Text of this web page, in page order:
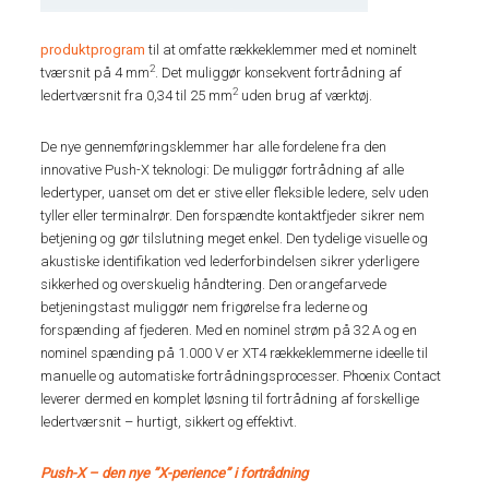
produktprogram til at omfatte rækkeklemmer med et nominelt
tværsnit på 4 mm2. Det muliggør konsekvent fortrådning af
ledertværsnit fra 0,34 til 25 mm2 uden brug af værktøj.
De nye gennemføringsklemmer har alle fordelene fra den
innovative Push-X teknologi: De muliggør fortrådning af alle
ledertyper, uanset om det er stive eller fleksible ledere, selv uden
tyller eller terminalrør. Den forspændte kontaktfjeder sikrer nem
betjening og gør tilslutning meget enkel. Den tydelige visuelle og
akustiske identifikation ved lederforbindelsen sikrer yderligere
sikkerhed og overskuelig håndtering. Den orangefarvede
betjeningstast muliggør nem frigørelse fra lederne og
forspænding af fjederen. Med en nominel strøm på 32 A og en
nominel spænding på 1.000 V er XT4 rækkeklemmerne ideelle til
manuelle og automatiske fortrådningsprocesser. Phoenix Contact
leverer dermed en komplet løsning til fortrådning af forskellige
ledertværsnit – hurtigt, sikkert og effektivt.
Push-X – den nye ”X-perience” i fortrådning